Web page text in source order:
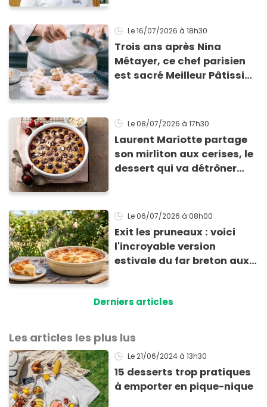
Le 16/07/2026 à 18h30
Trois ans après Nina
Métayer, ce chef parisien
est sacré Meilleur Pâtissier
Le 08/07/2026 à 17h30
Laurent Mariotte partage
son mirliton aux cerises, le
dessert qui va détrôner
Le 06/07/2026 à 08h00
Exit les pruneaux : voici
l'incroyable version
estivale du far breton aux
Derniers articles
Les articles les plus lus
Le 21/06/2024 à 13h30
15 desserts trop pratiques
à emporter en pique-nique